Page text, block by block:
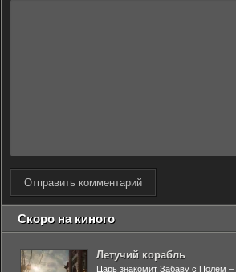
Отправить комментарий
Скоро на киного
Летучий корабль
Царь знакомит Забаву с Полем